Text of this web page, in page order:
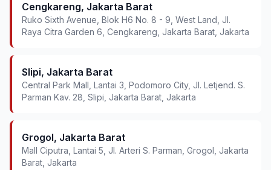
Cengkareng, Jakarta Barat
Ruko Sixth Avenue, Blok H6 No. 8 - 9, West Land, Jl.
Raya Citra Garden 6, Cengkareng, Jakarta Barat, Jakarta
Slipi, Jakarta Barat
Central Park Mall, Lantai 3, Podomoro City, Jl. Letjend. S.
Parman Kav. 28, Slipi, Jakarta Barat, Jakarta
Grogol, Jakarta Barat
Mall Ciputra, Lantai 5, Jl. Arteri S. Parman, Grogol, Jakarta
Barat, Jakarta